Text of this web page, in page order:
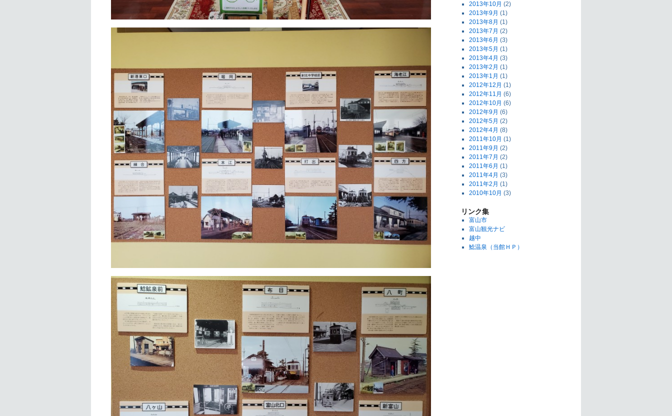
2013年10月 (2)
2013年9月 (1)
2013年8月 (1)
2013年7月 (2)
2013年6月 (3)
2013年5月 (1)
2013年4月 (3)
2013年2月 (1)
2013年1月 (1)
2012年12月 (1)
2012年11月 (6)
2012年10月 (6)
2012年9月 (6)
2012年5月 (2)
2012年4月 (8)
2011年10月 (1)
2011年9月 (2)
2011年7月 (2)
2011年6月 (1)
2011年4月 (3)
2011年2月 (1)
2010年10月 (3)
リンク集
富山市
富山観光ナビ
越中
鯰温泉（当館ＨＰ）